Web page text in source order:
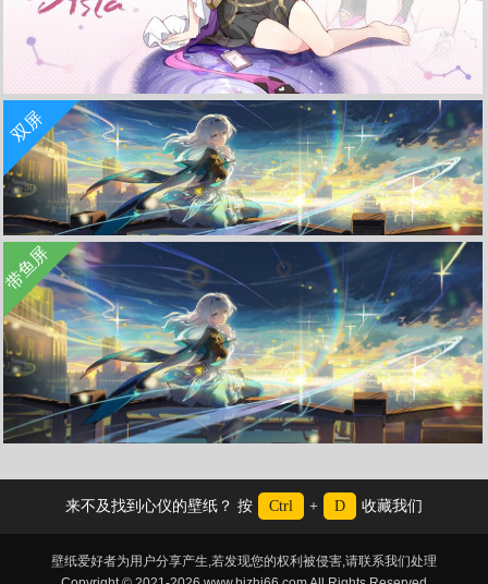
艾丝妲 崩坏星穹铁道壁纸高清桌面4k
双屏
崩坏星穹铁道 流萤 彩虹 5120x1440双屏壁纸
立 即 下 载
收 藏
带鱼屏
崩坏星穹铁道 流萤 彩虹3440x1440带鱼屏壁纸
立 即 下 载
收 藏
来不及找到心仪的壁纸？ 按 Ctrl + D 收藏我们
壁纸爱好者为用户分享产生,若发现您的权利被侵害,请联系我们处理